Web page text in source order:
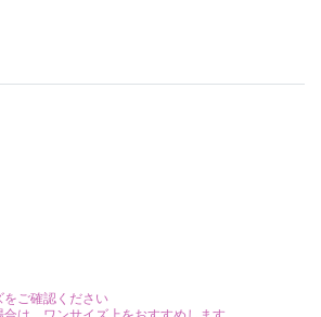
ご確認ください